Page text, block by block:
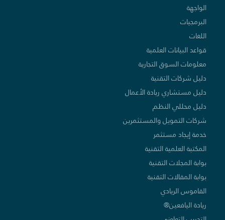
الواجهة
البرمجيات
اللغات
قواعد البيانات العلمية
معلومات السوق التجارية
دليل شركات التقنية
دليل مستشاري ريادة الأعمال
دليل محللي النظم
شركات التمويل والمستثمرين
خدمة إيجاد مستثمر
المكتبة العلمية التقنية
بوابة المجلات التقنية
بوابة المقالات التقنية
القاموس الريادي
ريادة اليافعين®